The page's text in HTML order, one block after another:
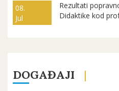
08.
Jul
Rezultati
Didaktike kod
DOGAĐAJI